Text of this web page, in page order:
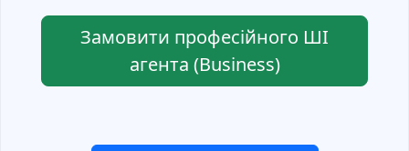
Замовити професійного ШІ
агента (Business)